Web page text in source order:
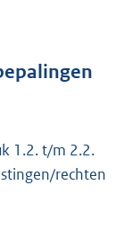
1.2. t/m 2.2.
rechten